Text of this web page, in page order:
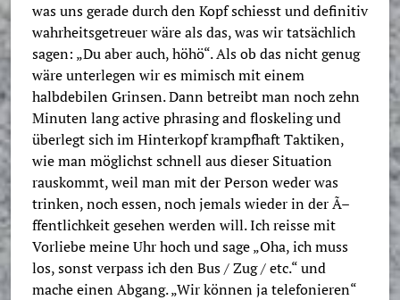
was uns gerade durch den Kopf schiesst und definitiv
wahrheitsgetreuer wäre als das, was wir tatsächlich
sagen: „Du aber auch, höhö“. Als ob das nicht genug
wäre unterlegen wir es mimisch mit einem
halbdebilen Grinsen. Dann betreibt man noch zehn
Minuten lang active phrasing and floskeling und
überlegt sich im Hinterkopf krampfhaft Taktiken,
wie man möglichst schnell aus dieser Situation
rauskommt, weil man mit der Person weder was
trinken, noch essen, noch jemals wieder in der Ã–
ffentlichkeit gesehen werden will. Ich reisse mit
Vorliebe meine Uhr hoch und sage „Oha, ich muss
los, sonst verpass ich den Bus / Zug / etc.“ und
mache einen Abgang. „Wir können ja telefonieren“